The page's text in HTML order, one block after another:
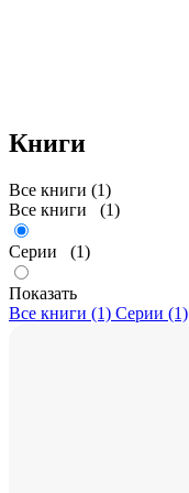
Книги
Все книги (1)
Все книги (1)
Серии (1)
Показать
Все книги (1) Серии (1)